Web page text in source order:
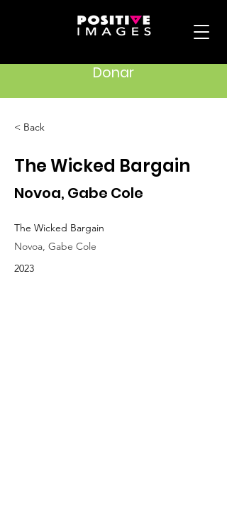
Donar
< Back
The Wicked Bargain
Novoa, Gabe Cole
The Wicked Bargain
Novoa, Gabe Cole
2023